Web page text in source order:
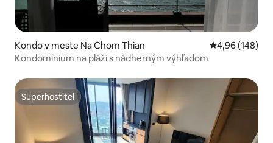
Kondo v meste Na Chom Thian Priemerné
4,96 (148)
Kondomínium na pláži s nádherným výhľadom
Superhostiteľ
Superhostiteľ